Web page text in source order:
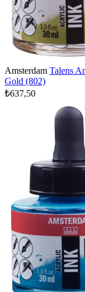
Amsterdam Talens
Gold (802)
₺637,50